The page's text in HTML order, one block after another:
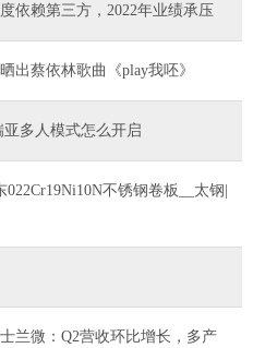
依赖第三方，2022年业绩承压
出蔡依林歌曲《play我呸》
多人模式怎么开启
不锈钢卷板__太钢|
兰微：Q2营收环比增长，多产